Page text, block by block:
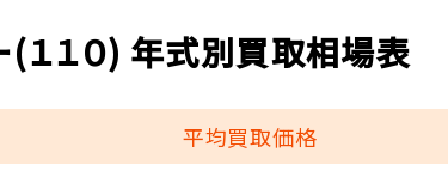
１１０) 年式別買取相場表
平均買取価格